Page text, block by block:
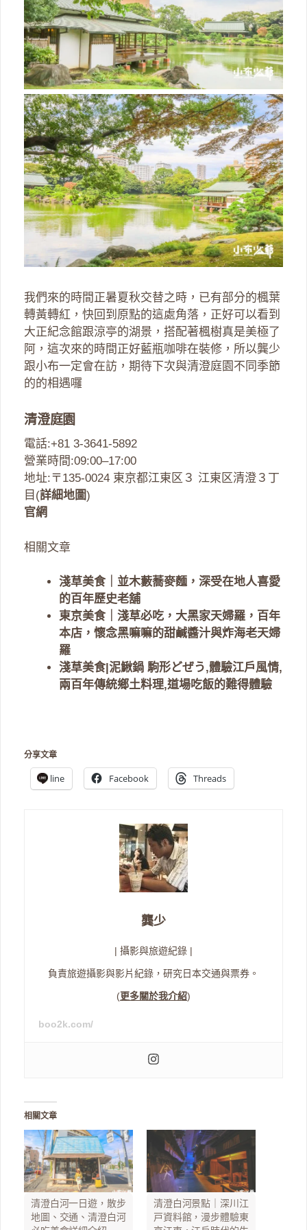
我們來的時間正暑夏秋交替之時，已有部分的楓葉
轉黃轉紅，快回到原點的這處角落，正好可以看到
大正紀念館跟涼亭的湖景，搭配著楓樹真是美極了
阿，這次來的時間正好藍瓶咖啡在裝修，所以龔少
跟小布一定會在訪，期待下次與清澄庭園不同季節
的的相遇囉
清澄庭園
電話:+81 3-3641-5892
營業時間:09:00–17:00
地址:〒135-0024 東京都江東区３ 江東区清澄３丁
目(詳細地圖)
官網
相關文章
淺草美食｜並木藪蕎麥麵，深受在地人喜愛
的百年歷史老舖
東京美食｜淺草必吃，大黑家天婦羅，百年
本店，懷念黑嘛嘛的甜鹹醬汁與炸海老天婦
羅
淺草美食|泥鰍鍋 駒形どぜう,體驗江戶風情,
兩百年傳統鄉土料理,道場吃飯的難得體驗
分享文章
line Facebook Threads
龔少
| 攝影與旅遊紀錄 |
負責旅遊攝影與影片紀錄，研究日本交通與票券。
(更多關於我介紹)
boo2k.com/
相關文章
清澄白河一日遊，散步
地圖、交通、清澄白河
清澄白河景點｜深川江
戸資料館，漫步體驗東